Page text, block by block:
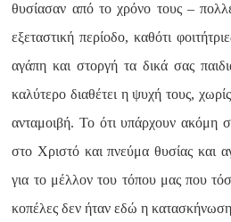
θυσίασαν από το χρόνο τους –
εξεταστική περίοδο, καθότι
αγάπη και στοργή τα δικά σας
καλύτερο διαθέτει η ψυχή τους,
ανταμοιβή. Το ότι υπάρχουν ακόμη
στο Χριστό και πνεύμα θυσίας και
για το μέλλον του τόπου μας που
κοπέλες δεν ήταν εδώ η